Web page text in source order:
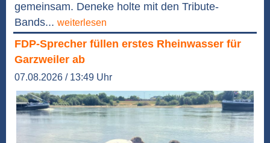
gemeinsam. Deneke holte mit den Tribute-
Bands... weiterlesen
FDP-Sprecher füllen erstes Rheinwasser für
Garzweiler ab
07.08.2026 / 13:49 Uhr